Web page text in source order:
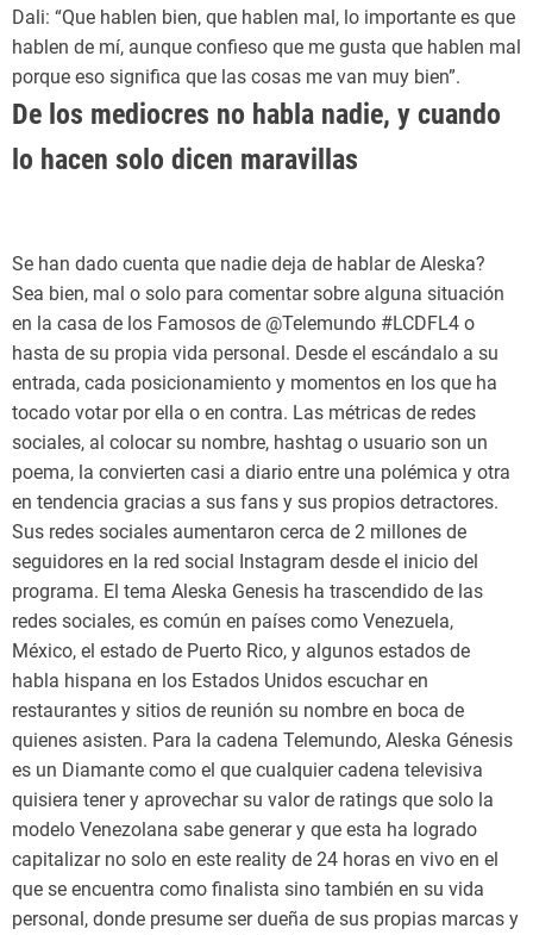
Dali: “Que hablen bien, que hablen mal, lo importante es que
hablen de mí, aunque confieso que me gusta que hablen mal
porque eso significa que las cosas me van muy bien”.
De los mediocres no habla nadie, y cuando
lo hacen solo dicen maravillas
Se han dado cuenta que nadie deja de hablar de Aleska?
Sea bien, mal o solo para comentar sobre alguna situación
en la casa de los Famosos de @Telemundo #LCDFL4 o
hasta de su propia vida personal. Desde el escándalo a su
entrada, cada posicionamiento y momentos en los que ha
tocado votar por ella o en contra. Las métricas de redes
sociales, al colocar su nombre, hashtag o usuario son un
poema, la convierten casi a diario entre una polémica y otra
en tendencia gracias a sus fans y sus propios detractores.
Sus redes sociales aumentaron cerca de 2 millones de
seguidores en la red social Instagram desde el inicio del
programa. El tema Aleska Genesis ha trascendido de las
redes sociales, es común en países como Venezuela,
México, el estado de Puerto Rico, y algunos estados de
habla hispana en los Estados Unidos escuchar en
restaurantes y sitios de reunión su nombre en boca de
quienes asisten. Para la cadena Telemundo, Aleska Génesis
es un Diamante como el que cualquier cadena televisiva
quisiera tener y aprovechar su valor de ratings que solo la
modelo Venezolana sabe generar y que esta ha logrado
capitalizar no solo en este reality de 24 horas en vivo en el
que se encuentra como finalista sino también en su vida
personal, donde presume ser dueña de sus propias marcas y